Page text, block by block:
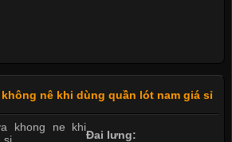
nê khi dùng quần lót nam giá sỉ
Đai lưng: